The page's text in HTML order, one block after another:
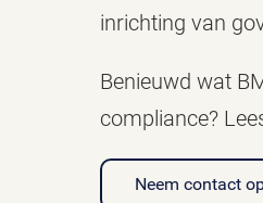
inrichting van
Benieuwd wat
compliance?
Neem contact